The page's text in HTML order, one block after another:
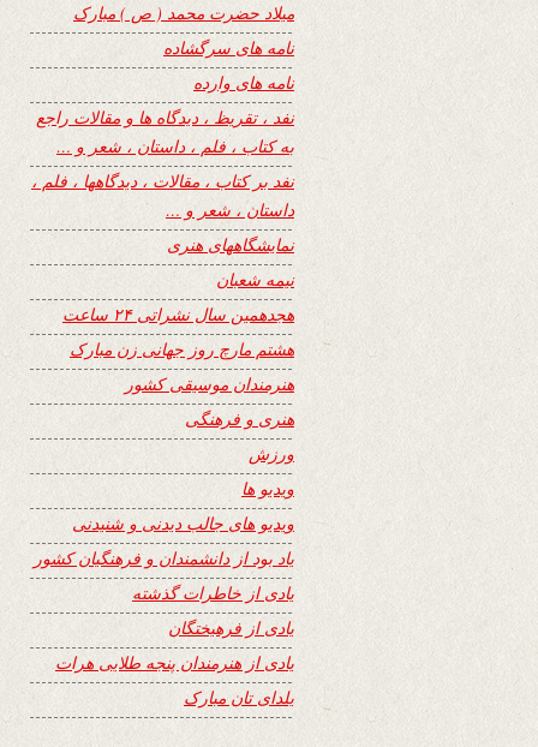
میلاد حضرت محمد ( ص ) مبارک
نامه های سرگشاده
نامه های وارده
نفد ، تقریظ ، دیدگاه ها و مقالات راجع
به کتاب ، فلم ، داستان ، شعر و …
نفد بر کتاب ، مقالات ، دیدگاهها ، فلم ،
داستان ، شعر و …
نمایشگاههای هنری
نیمه شعبان
هجدهمین سال نشراتی ۲۴ ساعت
هشتم مارچ روز جهانی زن مبارک
هنرمندان موسیقی کشور
هنری و فرهنگی
ورزش
ویدیو ها
ویدیو های جالب دیدنی و شنیدنی
یاد بود از دانشمندان و فرهنگیان کشور
یادی از خاطرات گذشته
یادی از فرهیختگان
یادی از هنرمندان پنجه طلایی هرات
یلدای تان مبارک